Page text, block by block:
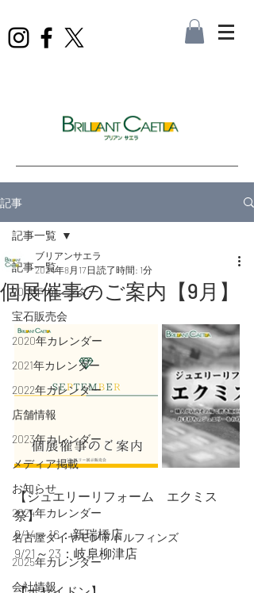
記事
記事一覧
2019年カレンダー
宝石販売会
2020年カレンダー
2021年カレンダー
2022年カレンダー
店舗情報
2023年カレンダー
メディア掲載
お知らせ
2024年カレンダー
名古屋ダイヤモンドドルフィンズ
2025年カレンダー
会社情報
記事一覧
個展催事のご案内【9月】
ブリアンサエラ
2024年8月17日 読了時間: 1分
【ジュエリーリフォーム　エクミス
祭】
9/14～16：新瑞橋店
9/21～23：岐阜柳津店